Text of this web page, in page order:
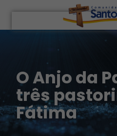
O Anjo da
três
Fátima